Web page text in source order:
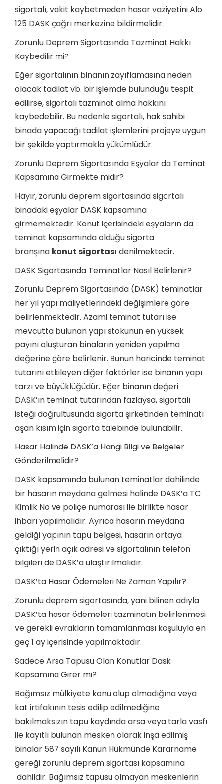
sigortalı, vakit kaybetmeden hasar vaziyetini Alo
125 DASK çağrı merkezine bildirmelidir.
Zorunlu Deprem Sigortasında Tazminat Hakkı
Kaybedilir mi?
Eğer sigortalının binanın zayıflamasına neden
olacak tadilat vb. bir işlemde bulunduğu tespit
edilirse, sigortalı tazminat alma hakkını
kaybedebilir. Bu nedenle sigortalı, hak sahibi
binada yapacağı tadilat işlemlerini projeye uygun
bir şekilde yaptırmakla yükümlüdür.
Zorunlu Deprem Sigortasında Eşyalar da Teminat
Kapsamına Girmekte midir?
Hayır, zorunlu deprem sigortasında sigortalı
binadaki eşyalar DASK kapsamına
girmemektedir. Konut içerisindeki eşyaların da
teminat kapsamında olduğu sigorta
branşına konut sigortası denilmektedir.
DASK Sigortasında Teminatlar Nasıl Belirlenir?
Zorunlu Deprem Sigortasında (DASK) teminatlar
her yıl yapı maliyetlerindeki değişimlere göre
belirlenmektedir. Azami teminat tutarı ise
mevcutta bulunan yapı stokunun en yüksek
payını oluşturan binaların yeniden yapılma
değerine göre belirlenir. Bunun haricinde teminat
tutarını etkileyen diğer faktörler ise binanın yapı
tarzı ve büyüklüğüdür. Eğer binanın değeri
DASK’ın teminat tutarından fazlaysa, sigortalı
isteği doğrultusunda sigorta şirketinden teminatı
aşan kısım için sigorta talebinde bulunabilir.
Hasar Halinde DASK’a Hangi Bilgi ve Belgeler
Gönderilmelidir?
DASK kapsamında bulunan teminatlar dahilinde
bir hasarın meydana gelmesi halinde DASK’a TC
Kimlik No ve poliçe numarası ile birlikte hasar
ihbarı yapılmalıdır. Ayrıca hasarın meydana
geldiği yapının tapu belgesi, hasarın ortaya
çıktığı yerin açık adresi ve sigortalının telefon
bilgileri de DASK’a ulaştırılmalıdır.
DASK’ta Hasar Ödemeleri Ne Zaman Yapılır?
Zorunlu deprem sigortasında, yani bilinen adıyla
DASK’ta hasar ödemeleri tazminatın belirlenmesi
ve gerekli evrakların tamamlanması koşuluyla en
geç 1 ay içerisinde yapılmaktadır.
Sadece Arsa Tapusu Olan Konutlar Dask
Kapsamına Girer mi?
Bağımsız mülkiyete konu olup olmadığına veya
kat irtifakının tesis edilip edilmediğine
bakılmaksızın tapu kaydında arsa veya tarla vasfı
ile kayıtlı bulunan mesken olarak inşa edilmiş
binalar 587 sayılı Kanun Hükmünde Kararname
gereği zorunlu deprem sigortası kapsamına
dahildir. Bağımsız tapusu olmayan meskenlerin